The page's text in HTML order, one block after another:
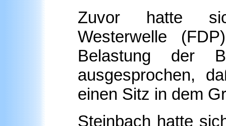
Zuvor hatte
Westerwelle
Belastung der
ausgesprochen,
einen Sitz in dem
Steinbach hatte